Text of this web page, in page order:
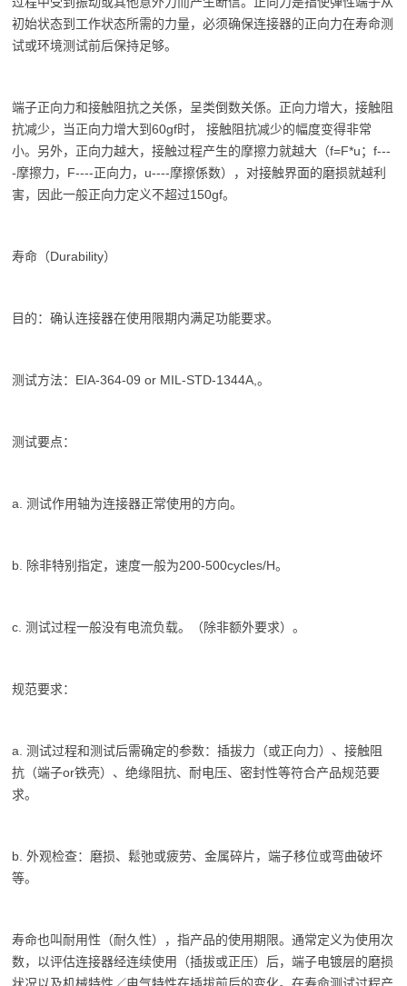
初始状态到工作状态所需的力量，必须确保连接器的正向力在寿命测
试或环境测试前后保持足够。
端子正向力和接触阻抗之关係，呈类倒数关係。正向力增大，接触阻
抗减少，当正向力增大到60gf时， 接触阻抗减少的幅度变得非常
小。另外，正向力越大，接触过程产生的摩擦力就越大（f=F*u；f---
-摩擦力，F----正向力，u----摩擦係数），对接触界面的磨损就越利
害，因此一般正向力定义不超过150gf。
寿命（Durability）
目的：确认连接器在使用限期内满足功能要求。
测试方法：EIA-364-09 or MIL-STD-1344A,。
测试要点：
a. 测试作用轴为连接器正常使用的方向。
b. 除非特别指定，速度一般为200-500cycles/H。
c. 测试过程一般没有电流负载。（除非额外要求）。
规范要求：
a. 测试过程和测试后需确定的参数：插拔力（或正向力）、接触阻
抗（端子or铁壳）、绝缘阻抗、耐电压、密封性等符合产品规范要
求。
b. 外观检查：磨损、鬆弛或疲劳、金属碎片，端子移位或弯曲破坏
等。
寿命也叫耐用性（耐久性），指产品的使用期限。通常定义为使用次
数，以评估连接器经连续使用（插拔或正压）后，端子电镀层的磨损
状况以及机械特性／电气特性在插拔前后的变化。在寿命测试过程产